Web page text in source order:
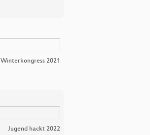
Winterkongress 2021
Jugend hackt 2022